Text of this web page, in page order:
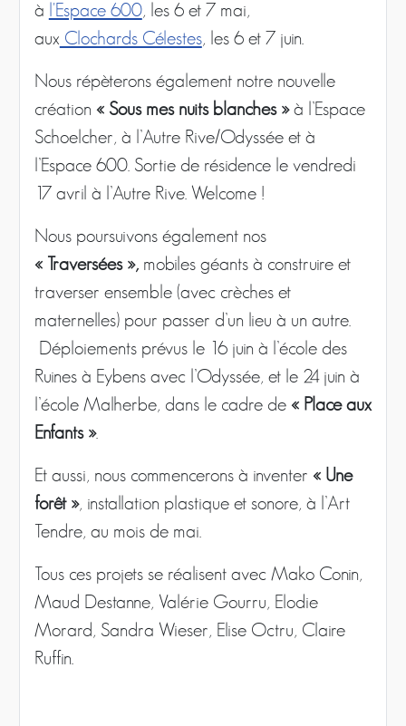
à l'Espace 600, les 6 et 7 mai,
aux Clochards Célestes, les 6 et 7 juin.
Nous répèterons également notre nouvelle
création « Sous mes nuits blanches »à l’Espace
Schoelcher, à l’Autre Rive/Odyssée et à
l’Espace 600. Sortie de résidence le vendredi
17 avril à l’Autre Rive. Welcome !
Nous poursuivons également nos
« Traversées »,mobiles géants à construire et
traverser ensemble (avec crèches et
maternelles) pour passer d’un lieu à un autre.
Déploiements prévus le 16 juin à l’école des
Ruines à Eybens avec l’Odyssée, et le 24 juin à
l’école Malherbe, dans le cadre de « Place aux
Enfants ».
Et aussi, nous commencerons à inventer « Une
forêt », installation plastique et sonore, à l’Art
Tendre, au mois de mai.
Tous ces projets se réalisent avec Mako Conin,
Maud Destanne, Valérie Gourru, Elodie
Morard, Sandra Wieser, Elise Octru, Claire
Ruffin.